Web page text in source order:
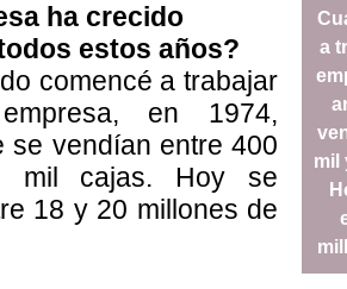
a
mil
ha crecido
estos años?
comencé a trabajar
en 1974,
se vendían entre 400
mil cajas. Hoy se
18 y 20 millones de